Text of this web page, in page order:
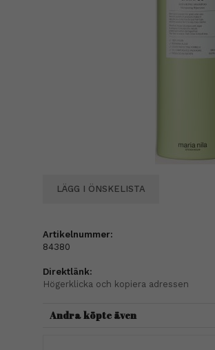
LÄGG I ÖNSKELISTA
Artikelnummer:
84380
Direktlänk:
Högerklicka och kopiera adressen
Andra köpte även